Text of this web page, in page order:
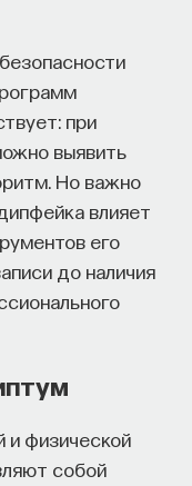
при
выявить
Но важно
влияет
его
до наличия
физической
собой